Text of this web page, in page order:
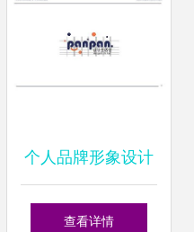
个人品牌形象设计
打造专属你的独特
查看详情